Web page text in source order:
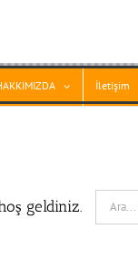
İletişim
geldiniz.
Search
for: